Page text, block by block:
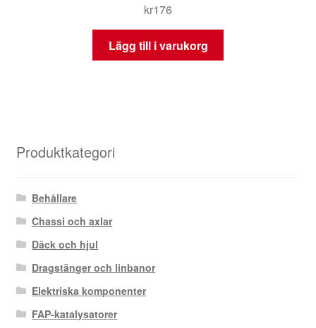
kr176
Lägg till i varukorg
Produktkategori
Behållare
Chassi och axlar
Däck och hjul
Dragstänger och linbanor
Elektriska komponenter
FAP-katalysatorer